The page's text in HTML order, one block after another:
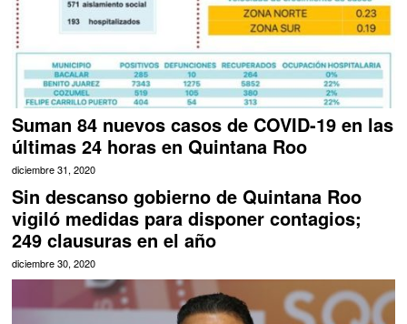
Suman 84 nuevos casos de COVID-19 en las
últimas 24 horas en Quintana Roo
diciembre 31, 2020
Sin descanso gobierno de Quintana Roo
vigiló medidas para disponer contagios;
249 clausuras en el año
diciembre 30, 2020